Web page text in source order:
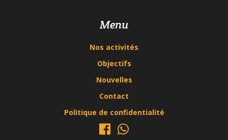
Menu
Nos activités
Objectifs
Nouvelles
Contact
Politique de confidentialité